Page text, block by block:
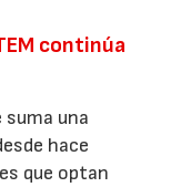
continúa
suma una
hace
que optan